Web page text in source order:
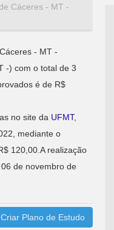
Cáceres - MT -
- MT -
-) com o total de 3
é de R$
no site da UFMT,
mediante o
120,00.A realização
de novembro de
Criar Plano de Estudo